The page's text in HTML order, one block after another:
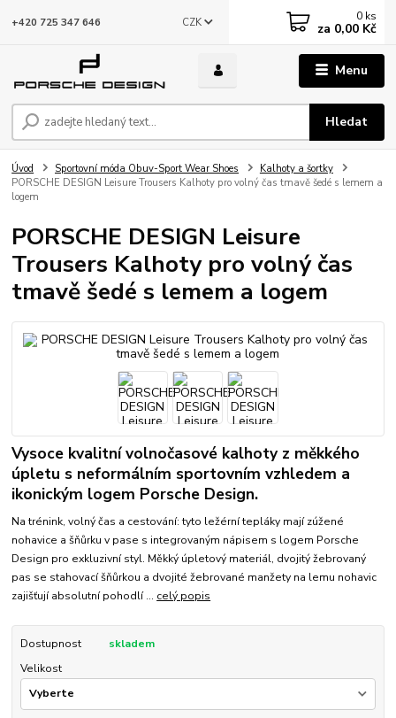
Menu
CZK
Hledat
+420 725 347 646 0 ks
za 0,00 Kč
Úvod Sportovní móda Obuv-Sport Wear Shoes
Kalhoty a šortky
PORSCHE DESIGN Leisure Trousers Kalhoty pro volný čas tmavě šedé s lemem a
logem
PORSCHE DESIGN Leisure
Trousers Kalhoty pro volný čas
tmavě šedé s lemem a logem
Vysoce kvalitní volnočasové kalhoty z měkkého
úpletu s neformálním sportovním vzhledem a
ikonickým logem Porsche Design.
Na trénink, volný čas a cestování: tyto ležérní tepláky mají zúžené
nohavice a šňůrku v pase s integrovaným nápisem s logem Porsche
Design pro exkluzivní styl. Měkký úpletový materiál, dvojitý žebrovaný
pas se stahovací šňůrkou a dvojité žebrované manžety na lemu nohavic
zajišťují absolutní pohodlí ... celý popis
Dostupnost
skladem
Velikost